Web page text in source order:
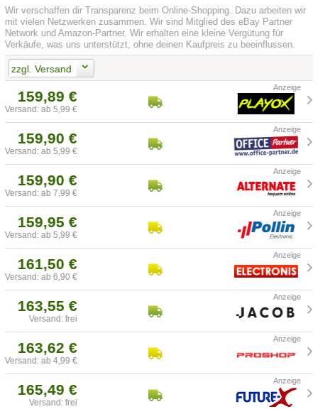
Wir verschaffen dir Transparenz beim Online-Shopping. Dazu arbeiten wir
mit vielen Netzwerken zusammen. Wir sind Mitglied des eBay Partner
Network und Amazon-Partner. Wir erhalten eine kleine Vergütung für
Verkäufe, was uns unterstützt, ohne deinen Kaufpreis zu beeinflussen.
zzgl. Versand
159,89 €
Versand: ab 5,99 €
159,90 €
Versand: ab 5,99 €
159,90 €
Versand: ab 7,99 €
159,95 €
Versand: ab 5,99 €
161,50 €
Versand: ab 6,90 €
163,55 €
Versand: frei
163,62 €
Versand: ab 4,99 €
165,49 €
Versand: frei